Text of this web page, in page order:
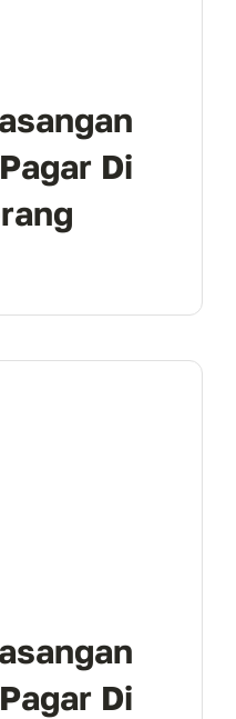
Di
Di